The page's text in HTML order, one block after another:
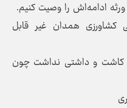
اراضی کشاورزی همدان غیر قابل
کاشت و داشتی نداشت چون